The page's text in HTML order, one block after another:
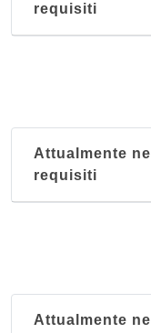
requisiti
Attualmente
requisiti
Attualmente